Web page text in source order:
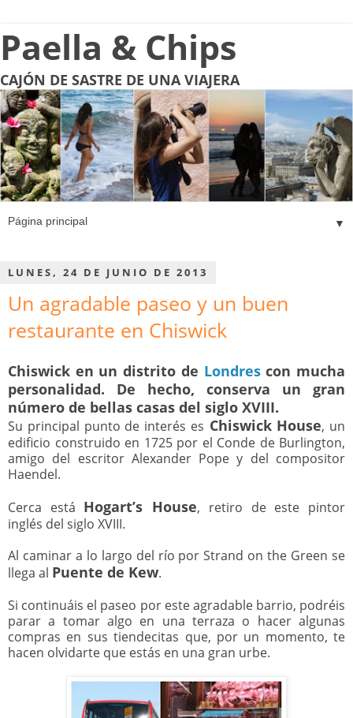
Paella & Chips
CAJÓN DE SASTRE DE UNA VIAJERA
▼
LUNES, 24 DE JUNIO DE 2013
Un agradable paseo y un buen
restaurante en Chiswick
Chiswick en un distrito de Londrescon mucha
personalidad. De hecho, conserva un gran
número de bellas casas del siglo XVIII.
Su principal punto de interés es Chiswick House, un
edificio construido en 1725 por el Conde de Burlington,
amigo del escritor Alexander Pope y del compositor
Haendel.
Cerca está Hogart’s House, retiro de este pintor
inglés del siglo XVIII.
Al caminar a lo largo del río por Strand on the Green se
llega al Puente de Kew.
Si continuáis el paseo por este agradable barrio, podréis
parar a tomar algo en una terraza o hacer algunas
compras en sus tiendecitas que, por un momento, te
hacen olvidarte que estás en una gran urbe.